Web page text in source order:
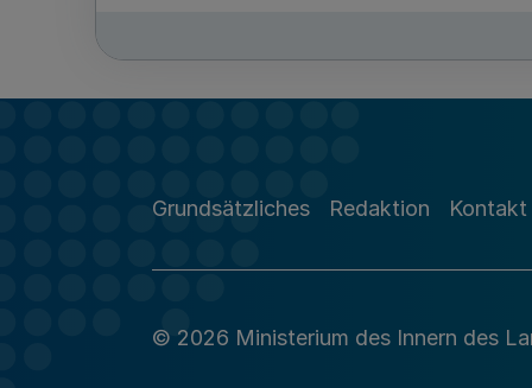
Grundsätzliches Redaktion Kontakt
© 2026 Ministerium des Innern des